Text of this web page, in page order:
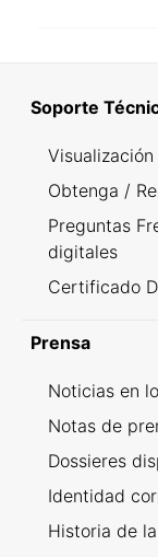
Soporte
Obtenga /
Preguntas
digitales
Certificado
Prensa
Noticias en
Notas de
Dossieres
Identidad
Historia de